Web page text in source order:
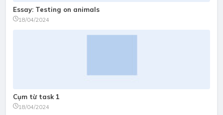
Essay: Testing on animals
18/04/2024
Cụm từ task 1
18/04/2024